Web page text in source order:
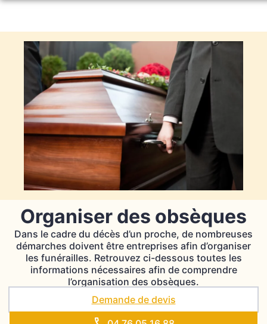
Aller
contenu
ORGANISER DES OBSÈQUES
PRÉVOIR SES OBSÈQUES
SERVICES AUX FAMILLES
MONUMENTS FUNÉRAIRES
NOS AGENCES
SAINT-GENIX-LES-VILLAGES
AOSTE
GROSLÉE-SAINT-BENOIT
LES AVENIÈRES VEYRINS-THUELLIN
CHAMBRES FUNERAIRES
SAINT-GENIX-LES-VILLAGES
AOSTE
GROSLÉE-SAINT-BENOIT
SALLE DE CÉRÉMONIE
NOS PLAQUES
AOSTE
SAINT-GENIX-LES-VILLAGES
GROSLÉE
NOS FLEURS
FLEURS-SAINT GENIX
FLEURS-AOSTE
FLEURS-GROSLÉE
ESPACES HOMMAGES
Organiser des obsèques
Dans le cadre du décès d’un proche, de nombreuses
démarches doivent être entreprises afin d’organiser
les funérailles. Retrouvez ci-dessous toutes les
informations nécessaires afin de comprendre
l’organisation des obsèques.
Demande de devis